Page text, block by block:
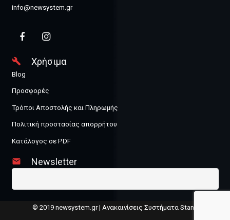
info@newsystem.gr
build Χρήσιμα
Blog
Προσφορές
Τρόποι Αποστολής και Πληρωμής
Πολιτική προστασίας απορρήτου
Κατάλογος σε PDF
email Newsletter
© 2019 newsystem.gr | Ανακαινίσεις Συστήματα Stand